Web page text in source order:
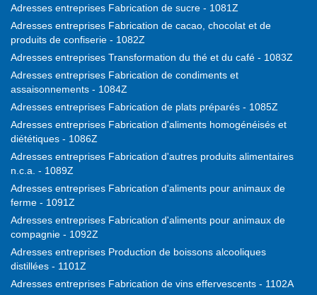
Adresses entreprises Fabrication de sucre - 1081Z
Adresses entreprises Fabrication de cacao, chocolat et de
produits de confiserie - 1082Z
Adresses entreprises Transformation du thé et du café - 1083Z
Adresses entreprises Fabrication de condiments et
assaisonnements - 1084Z
Adresses entreprises Fabrication de plats préparés - 1085Z
Adresses entreprises Fabrication d'aliments homogénéisés et
diététiques - 1086Z
Adresses entreprises Fabrication d'autres produits alimentaires
n.c.a. - 1089Z
Adresses entreprises Fabrication d'aliments pour animaux de
ferme - 1091Z
Adresses entreprises Fabrication d'aliments pour animaux de
compagnie - 1092Z
Adresses entreprises Production de boissons alcooliques
distillées - 1101Z
Adresses entreprises Fabrication de vins effervescents - 1102A